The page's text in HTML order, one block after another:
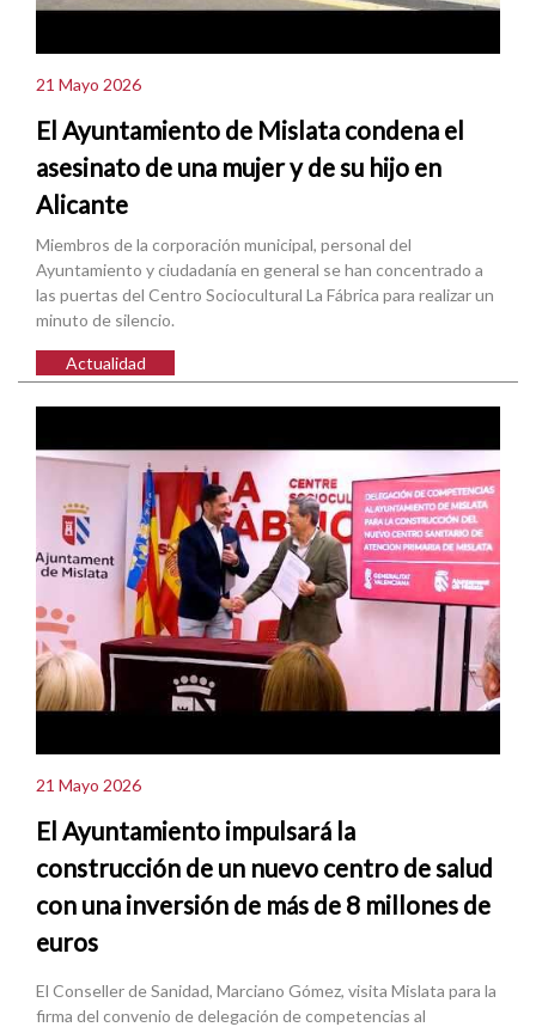
21 Mayo 2026
El Ayuntamiento de Mislata condena el
asesinato de una mujer y de su hijo en
Alicante
Miembros de la corporación municipal, personal del
Ayuntamiento y ciudadanía en general se han concentrado a
las puertas del Centro Sociocultural La Fábrica para realizar un
minuto de silencio.
Actualidad
21 Mayo 2026
El Ayuntamiento impulsará la
construcción de un nuevo centro de salud
con una inversión de más de 8 millones de
euros
El Conseller de Sanidad, Marciano Gómez, visita Mislata para la
firma del convenio de delegación de competencias al